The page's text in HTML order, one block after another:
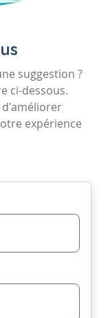
suggestion ?
ci-dessous.
expérience